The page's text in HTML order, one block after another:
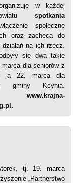
w każdej
spotkania
społeczne
oraz zachęca do
działań na ich rzecz.
się dwa takie
dla seniorów z
a 22. marca dla
gminy Kcynia.
www.krajna-
.
tj. 19. marca
„Partnerstwo